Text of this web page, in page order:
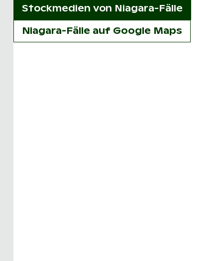
Stockmedien von Niagara-Fälle
Niagara-Fälle auf Google Maps